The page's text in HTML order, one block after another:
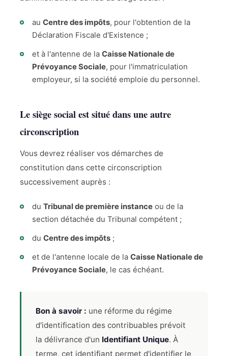
au Centre des impôts, pour l'obtention de la
Déclaration Fiscale d'Existence ;
et à l'antenne de la Caisse Nationale de
Prévoyance Sociale, pour l'immatriculation
employeur, si la société emploie du personnel.
Le siège social est situé dans une autre
circonscription
Vous devrez réaliser vos démarches de
constitution dans cette circonscription
successivement auprès :
du Tribunal de première instance ou de la
section détachée du Tribunal compétent ;
du Centre des impôts ;
et de l'antenne locale de la Caisse Nationale de
Prévoyance Sociale, le cas échéant.
Bon à savoir : une réforme du régime
d'identification des contribuables prévoit
la délivrance d'un Identifiant Unique. À
terme, cet identifiant permet d'identifier le